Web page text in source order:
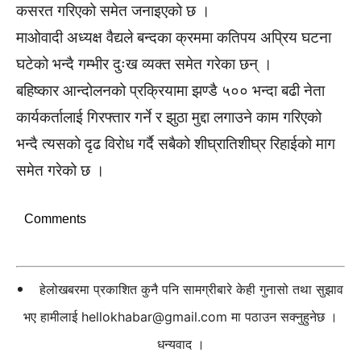
कसरत गरिएको समेत जनाइएको छ ।
माओवादी अध्यक्ष वैद्यले बन्दका क्रममा कतिपय अप्रिय घटना
घटेको भन्दै गम्भीर दुःख व्यक्त समेत गरेका छन् ।
बहिष्कार आन्दोलनको प्रक्रियामा झण्डै ५०० भन्दा बढी नेता
कार्यकर्तालाई गिरफ्तार गर्ने र झुठा मुद्दा लगाउने काम गरिएको
भन्दै त्यसको दृढ विरोध गर्दै सबैको शीघ्रातिशीघ्र रिहाईको माग
समेत गरेको छ ।
Comments
हेलोखबरमा प्रकाशित कुनै पनि सामग्रीबारे केही गुनासो तथा सुझाव
भए हामीलाई hellokhabar@gmail.com मा पठाउन सक्नुहुनेछ ।
धन्यवाद ।